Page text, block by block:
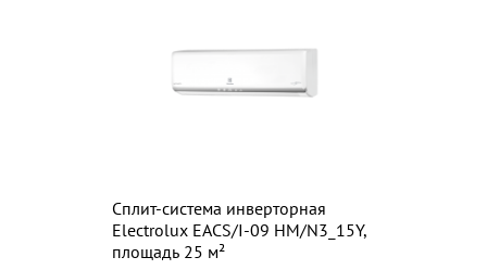
Сплит-система инверторная
Electrolux EACS/I-09 HM/N3_15Y,
площадь 25 м²